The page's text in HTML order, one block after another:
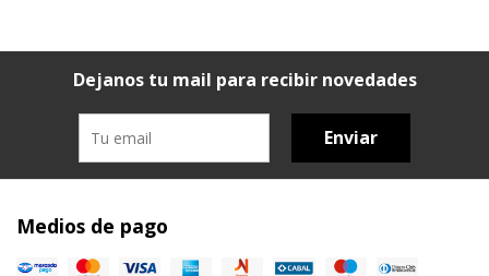
Dejanos tu mail para recibir novedades
Enviar
Medios de pago